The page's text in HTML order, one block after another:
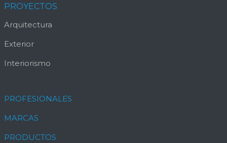
PROYECTOS
Arquitectura
Exterior
Interiorismo
PROFESIONALES
MARCAS
PRODUCTOS